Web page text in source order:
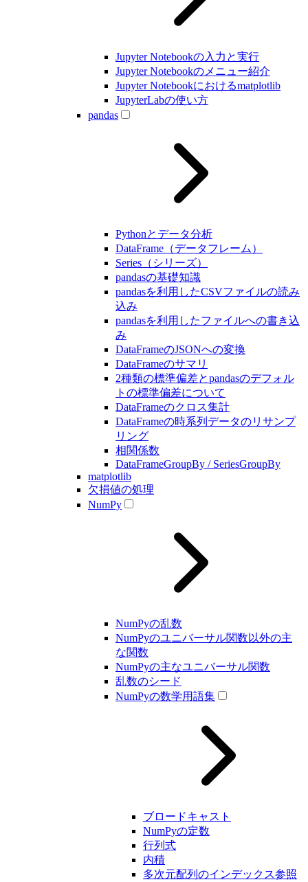
Jupyter Notebookの入力と実行
Jupyter Notebookのメニュー紹介
Jupyter Notebookにおけるmatplotlib
JupyterLabの使い方
pandas
Pythonとデータ分析
DataFrame（データフレーム）
Series（シリーズ）
pandasの基礎知識
pandasを利用したCSVファイルの読み
込み
pandasを利用したファイルへの書き込
み
DataFrameのJSONへの変換
DataFrameのサマリ
2種類の標準偏差とpandasのデフォル
トの標準偏差について
DataFrameのクロス集計
DataFrameの時系列データのリサンプ
リング
相関係数
DataFrameGroupBy / SeriesGroupBy
matplotlib
欠損値の処理
NumPy
NumPyの乱数
NumPyのユニバーサル関数以外の主
な関数
NumPyの主なユニバーサル関数
乱数のシード
NumPyの数学用語集
ブロードキャスト
NumPyの定数
行列式
内積
多次元配列のインデックス参照